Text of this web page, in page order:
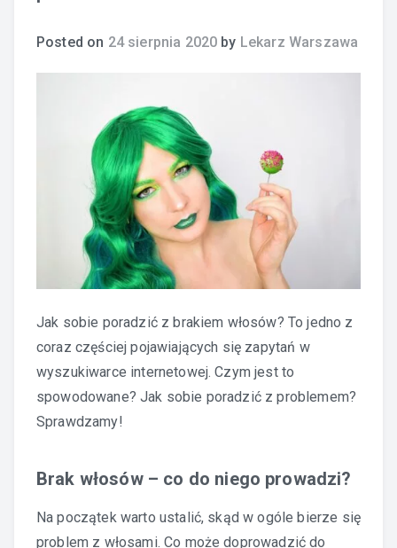
Posted on 24 sierpnia 2020 by Lekarz Warszawa
Jak sobie poradzić z brakiem włosów? To jedno z
coraz częściej pojawiających się zapytań w
wyszukiwarce internetowej. Czym jest to
spowodowane? Jak sobie poradzić z problemem?
Sprawdzamy!
Brak włosów – co do niego prowadzi?
Na początek warto ustalić, skąd w ogóle bierze się
problem z włosami. Co może doprowadzić do